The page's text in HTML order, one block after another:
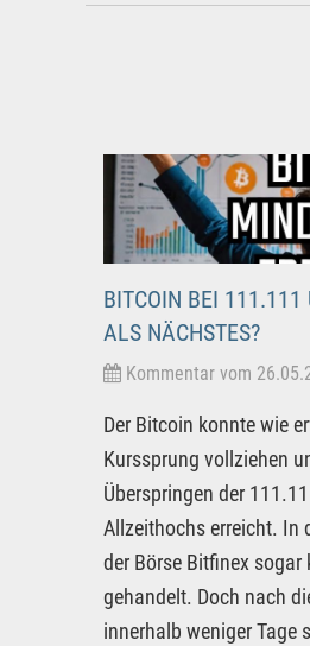
BITCOIN BEI 111.111
ALS NÄCHSTES?
Kommentar vom
Der Bitcoin konnte wie
Kurssprung vollziehen
Überspringen der
Allzeithochs erreicht. In
der Börse Bitfinex
gehandelt. Doch nach
innerhalb weniger Tage